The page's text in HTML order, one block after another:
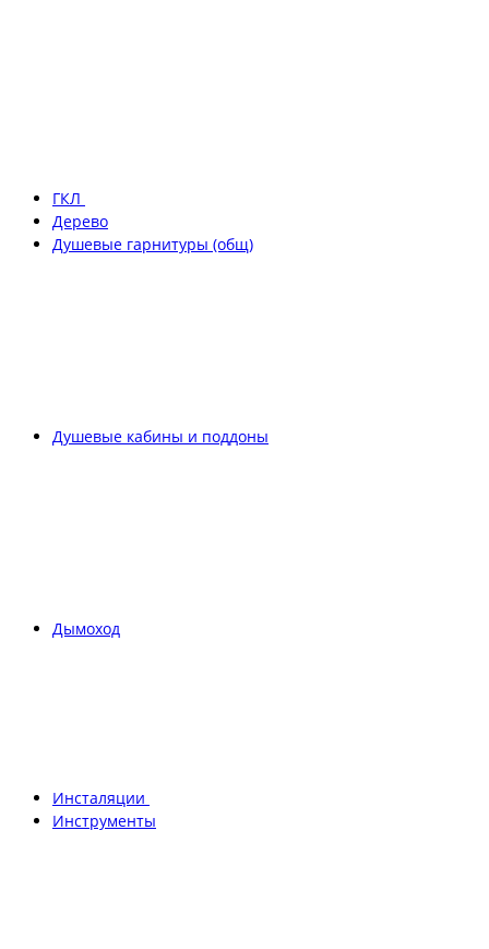
ГКЛ
Дерево
Душевые гарнитуры (общ)
Душевые кабины и поддоны
Дымоход
Инсталяции
Инструменты